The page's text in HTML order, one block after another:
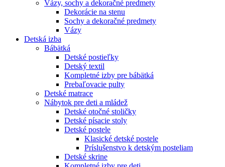
Vázy, sochy a dekoračné predmety
Dekorácie na stenu
Sochy a dekoračné predmety
Vázy
Detská izba
Bábätká
Detské postieľky
Detský textil
Kompletné izby pre bábätká
Prebaľovacie pulty
Detské matrace
Nábytok pre deti a mládež
Detské otočné stoličky
Detské písacie stoly
Detské postele
Klasické detské postele
Príslušenstvo k detským posteliam
Detské skrine